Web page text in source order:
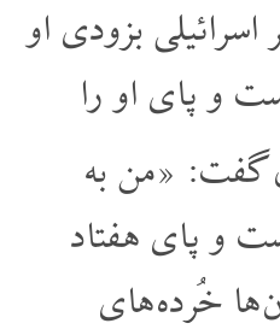
بزودی او
و پای او را
گفت: «من به
و پای هفتاد
ها خُرده های